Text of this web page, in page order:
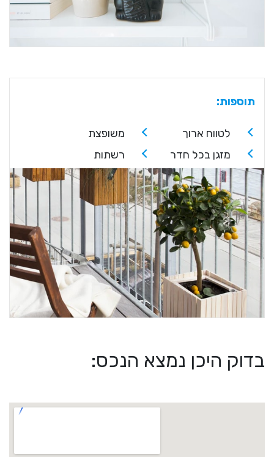
תוספות:
לטווח ארוך
משופצת
מזגן בכל חדר
רשתות
בדוק היכן נמצא הנכס: